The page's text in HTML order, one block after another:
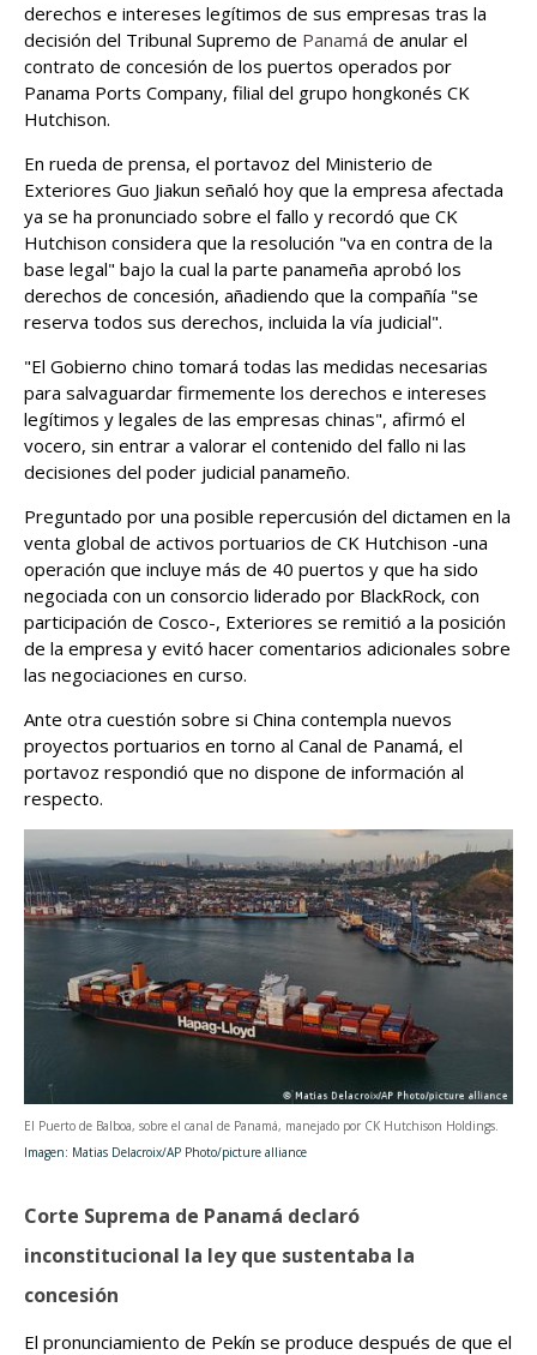
derechos e intereses legítimos de sus empresas tras la
decisión del Tribunal Supremo de Panamá de anular el
contrato de concesión de los puertos operados por
Panama Ports Company, filial del grupo hongkonés CK
Hutchison.
En rueda de prensa, el portavoz del Ministerio de
Exteriores Guo Jiakun señaló hoy que la empresa afectada
ya se ha pronunciado sobre el fallo y recordó que CK
Hutchison considera que la resolución "va en contra de la
base legal" bajo la cual la parte panameña aprobó los
derechos de concesión, añadiendo que la compañía "se
reserva todos sus derechos, incluida la vía judicial".
"El Gobierno chino tomará todas las medidas necesarias
para salvaguardar firmemente los derechos e intereses
legítimos y legales de las empresas chinas", afirmó el
vocero, sin entrar a valorar el contenido del fallo ni las
decisiones del poder judicial panameño.
Preguntado por una posible repercusión del dictamen en la
venta global de activos portuarios de CK Hutchison -una
operación que incluye más de 40 puertos y que ha sido
negociada con un consorcio liderado por BlackRock, con
participación de Cosco-, Exteriores se remitió a la posición
de la empresa y evitó hacer comentarios adicionales sobre
las negociaciones en curso.
Ante otra cuestión sobre si China contempla nuevos
proyectos portuarios en torno al Canal de Panamá, el
portavoz respondió que no dispone de información al
respecto.
El Puerto de Balboa, sobre el canal de Panamá, manejado por CK Hutchison Holdings.
Imagen: Matias Delacroix/AP Photo/picture alliance
Corte Suprema de Panamá declaró
inconstitucional la ley que sustentaba la
concesión
El pronunciamiento de Pekín se produce después de que el